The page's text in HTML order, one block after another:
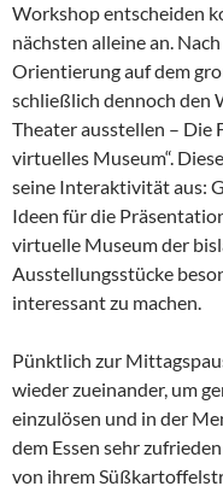
Workshop entscheiden
nächsten alleine an.
Orientierung auf dem
schließlich dennoch den
Theater ausstellen – Die
virtuelles Museum“.
seine Interaktivität aus:
Ideen für die
virtuelle Museum der
Ausstellungsstücke
interessant zu machen.
Pünktlich zur
wieder zueinander, um
einzulösen und in der
dem Essen sehr
von ihrem